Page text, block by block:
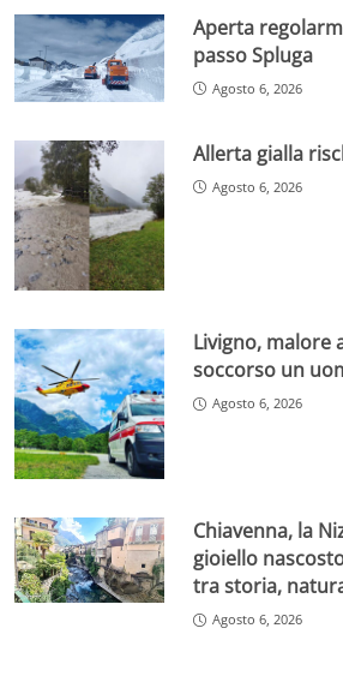
Aperta
passo Spluga
Agosto 6, 2026
Allerta gialla
Agosto 6, 2026
Livigno, malore
soccorso un
Agosto 6, 2026
Chiavenna, la
gioiello
tra storia,
Agosto 6, 2026